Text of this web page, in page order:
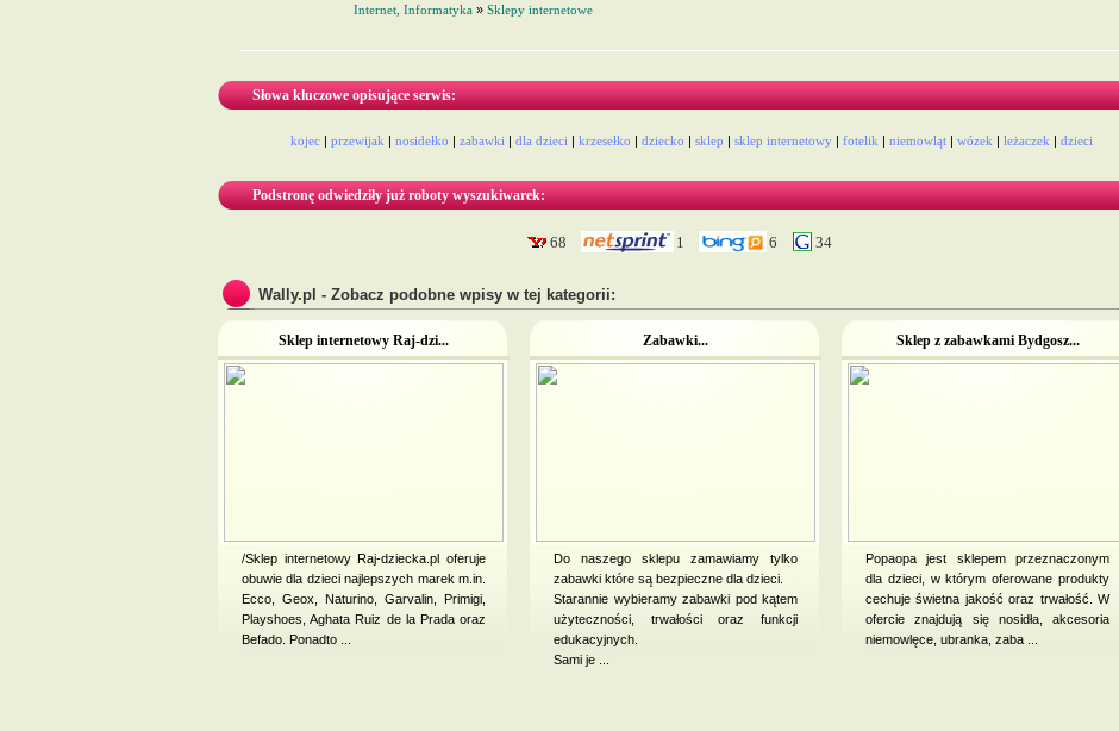
Internet, Informatyka » Sklepy internetowe
Słowa kluczowe opisujące serwis:
kojec| przewijak | nosidełko | zabawki | dla dzieci | krzesełko | dziecko | sklep | sklep internetowy| fotelik | niemowląt| wózek | leżaczek | dzieci
Podstronę odwiedziły już roboty wyszukiwarek:
68 1 6 34
Wally.pl - Zobacz podobne wpisy w tej kategorii:
Sklep internetowy Raj-dzi...
/Sklep internetowy Raj-dziecka.pl oferuje
obuwie dla dzieci najlepszych marek m.in.
Ecco, Geox, Naturino, Garvalin, Primigi,
Playshoes, Aghata Ruiz de la Prada oraz
Befado. Ponadto ...
Zabawki...
Do naszego sklepu zamawiamy tylko
zabawki które są bezpieczne dla dzieci.
Starannie wybieramy zabawki pod kątem
użyteczności, trwałości oraz funkcji
edukacyjnych.
Sami je ...
Sklep z zabawkami Bydgosz...
Popaopa jest sklepem przeznaczonym
dla dzieci, w którym oferowane produkty
cechuje świetna jakość oraz trwałość. W
ofercie znajdują się nosidła, akcesoria
niemowlęce, ubranka, zaba ...